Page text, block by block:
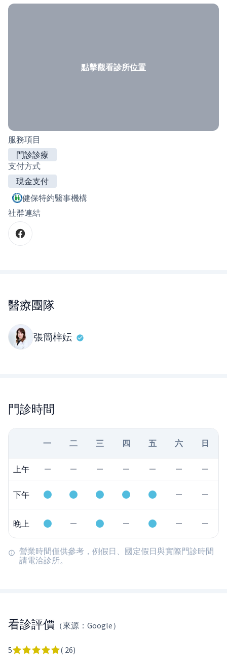
點擊觀看診所位置
服務項目
門診診療
支付方式
現金支付
健保特約醫事機構
社群連結
醫療團隊
張簡梓妘
門診時間
一 二 三 四 五 六 日
上午
下午
晚上
營業時間僅供參考，例假日、國定假日與實際門診時間
請電洽診所。
看診評價 （來源：Google）
5 ( 26)